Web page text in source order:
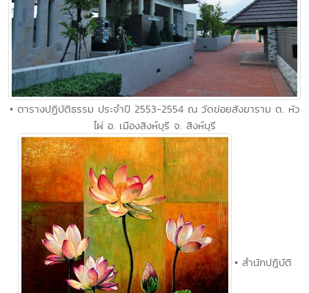
• ตารางปฏิบัติธรรม ประจำปี 2553-2554 ณ วัดข่อยสังฆาราม ต. หัว
ไผ่ อ. เมืองสิงห์บุรี จ. สิงห์บุรี
• สำนักปฎิบัติ